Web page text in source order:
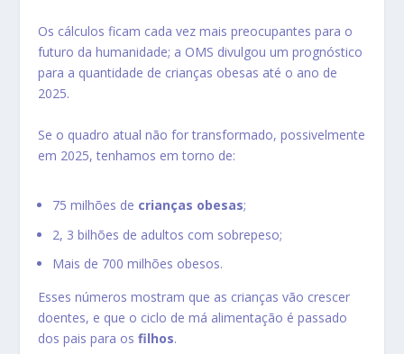
Os cálculos ficam cada vez mais preocupantes para o
futuro da humanidade; a OMS divulgou um prognóstico
para a quantidade de crianças obesas até o ano de
2025.
Se o quadro atual não for transformado, possivelmente
em 2025, tenhamos em torno de:
75 milhões de crianças obesas;
2, 3 bilhões de adultos com sobrepeso;
Mais de 700 milhões obesos.
Esses números mostram que as crianças vão crescer
doentes, e que o ciclo de má alimentação é passado
dos pais para osfilhos.